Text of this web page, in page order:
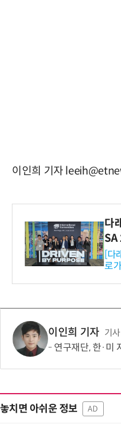
이인희 기자
다
SA
와
-바
보
[다
로
이인희 기자 기
연구재단, 한·미 지역혁신
놓치면 아쉬운 정보 AD